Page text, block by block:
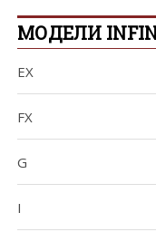
МОДЕЛИ
EX
FX
G
I